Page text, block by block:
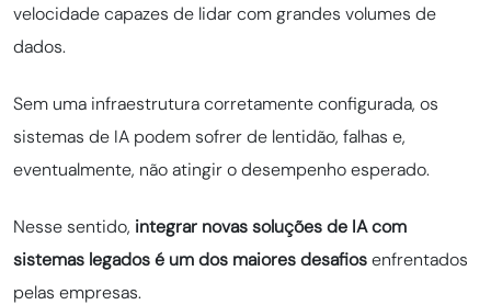
velocidade capazes de lidar com grandes volumes de
dados.
Sem uma infraestrutura corretamente configurada, os
sistemas de IA podem sofrer de lentidão, falhas e,
eventualmente, não atingir o desempenho esperado.
Nesse sentido, integrar novas soluções de IA com
sistemas legados é um dos maiores desafiosenfrentados
pelas empresas.